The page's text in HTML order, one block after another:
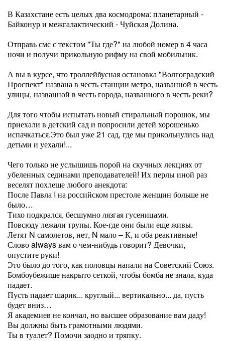
В Казахстане есть целых два космодрома: планетарный -
Байконур и межгалактический - Чуйская Долина.
Отправь смс с текстом "Ты где?" на любой номер в 4 часа
ночи и получи прикольную рифму на свой мобильник.
А вы в курсе, что троллейбусная остановка "Волгоградский
Проспект" названа в честь станции метро, названной в честь
улицы, названной в честь города, названного в честь реки?
Для того чтобы испытать новый стиральный порошок, мы
приехали в детский сад и попросили детей хорошенько
испачкаться.Это был уже 21 сад, где мы прикольнулись над
детьми и уехали!...
Чего только не услышишь порой на скучных лекциях от
убеленных сединами преподавателей! Их перлы иной раз
веселят похлеще любого анекдота:
После Павла I на российском престоле женщин больше не
было…
Тихо подкрался, бесшумно лязгая гусеницами.
Повсюду лежали трупы. Кое-где они были еще живы.
Летят N самолетов, нет, N мало – К, и оба реактивные!
Слово always вам о чем-нибудь говорит? Девочки,
опустите руки!
Это было до того, как половцы напали на Советский Союз.
Бомбоубежище накрыто сеткой, чтобы бомба не знала, куда
падает.
Пусть падает шарик... круглый... вертикально... да, пусть
будет вниз…
Я академиев не кончал, но высшее образование вам даду!
Вы должны быть грамотными людями.
Ты в туалет? Помочи заодно и тряпку.